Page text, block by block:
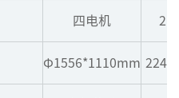
四电机
Φ1556*1110mm